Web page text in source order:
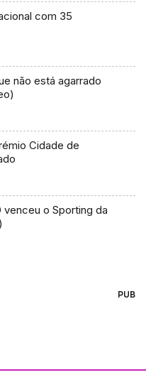
com 35
não está agarrado
Cidade de
venceu o Sporting da
PUB